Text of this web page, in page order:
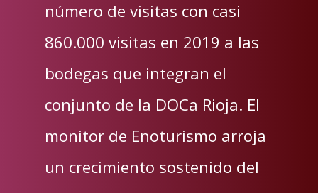
número de visitas con casi
860.000 visitas en 2019 a las
bodegas que integran el
conjunto de la DOCa Rioja. El
monitor de Enoturismo arroja
un crecimiento sostenido del